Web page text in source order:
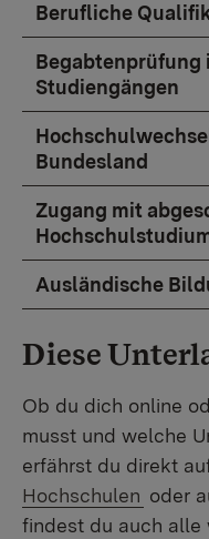
Berufliche
Studiengängen
Bundesland
Zugang mit
Ausländische
Diese
Ob du dich online
musst und welche
erfährst du direkt
Hochschulen oder
findest du auch alle